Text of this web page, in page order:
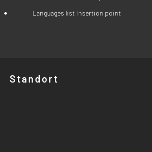
Languages list Insertion point
Standort